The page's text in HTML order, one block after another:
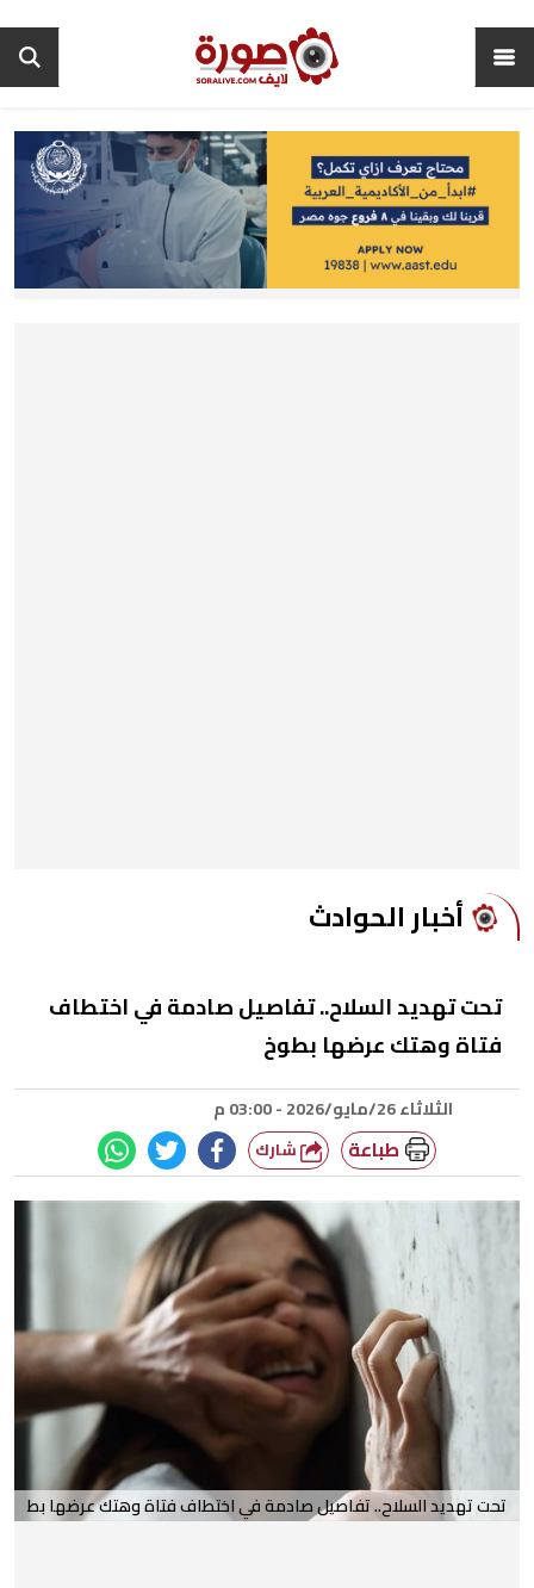
أخبار الحوادث
تحت تهديد السلاح.. تفاصيل صادمة في اختطاف
فتاة وهتك عرضها بطوخ
الثلاثاء 26/مايو/2026 - 03:00 م
طباعة
تحت تهديد السلاح.. تفاصيل صادمة في اختطاف فتاة وهتك عرضها بط